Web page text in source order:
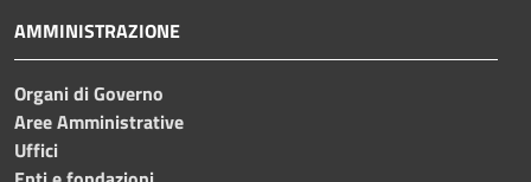
AMMINISTRAZIONE
Organi di Governo
Aree Amministrative
Uffici